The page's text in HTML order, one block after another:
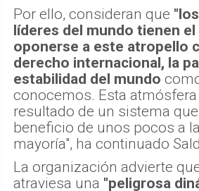
Por ello, consideran que
líderes del mundo tienen
oponerse a este atropello
derecho internacional, la
estabilidad del mundo
conocemos. Esta atmósfera
resultado de un sistema
beneficio de unos pocos a
mayoría", ha continuado
La organización advierte
atraviesa una "peligrosa